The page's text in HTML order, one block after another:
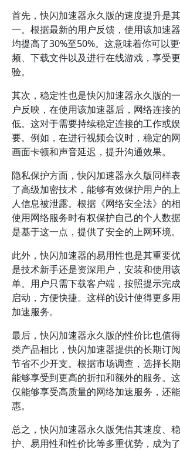
首先，快闪加速器永久版的速度提升是
一。根据最新的用户反馈，使用该加速
均提高了30%至50%。这意味着你可以
频、下载文件以及进行在线游戏，享受
验。
其次，稳定性也是快闪加速器永久版的
户反映，在使用该加速器后，网络连接
低。这对于需要持续稳定连接的工作或
要。例如，在进行视频会议时，稳定的
画面卡顿和声音延迟，提升沟通效果。
隐私保护方面，快闪加速器永久版同样
了高级加密技术，能够有效保护用户的
人信息被泄露。根据《网络安全法》的
使用网络服务时有权保护自己的个人数
是基于这一点，提供了安全的上网环境。
此外，快闪加速器的易用性也是其重要
是技术新手还是资深用户，安装和使用
单。用户只需下载客户端，按照提示完
启动，方便快捷。这样的设计使得更多
加速服务。
最后，快闪加速器永久版的性价比也值
类产品相比，快闪加速器提供的长期订
节省不少开支。根据市场调查，选择长
能够享受到更高的折扣和额外的服务。
仅能够享受高质量的网络加速服务，还
惠。
总之，快闪加速器永久版凭借其速度、
护、易用性和性价比等多重优势，成为